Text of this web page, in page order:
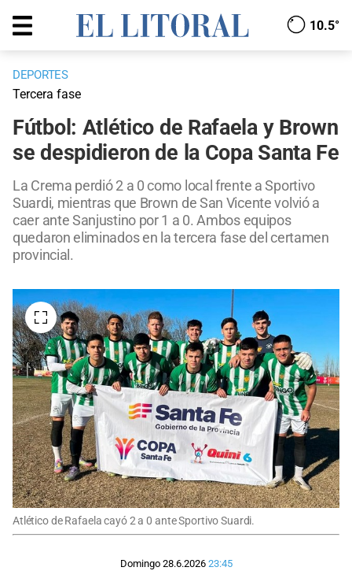
10.5°
DEPORTES
Tercera fase
Fútbol: Atlético de Rafaela y Brown
se despidieron de la Copa Santa Fe
La Crema perdió 2 a 0 como local frente a Sportivo
Suardi, mientras que Brown de San Vicente volvió a
caer ante Sanjustino por 1 a 0. Ambos equipos
quedaron eliminados en la tercera fase del certamen
provincial.
Atlético de Rafaela cayó 2 a 0 ante Sportivo Suardi.
Domingo 28.6.2026 23:45